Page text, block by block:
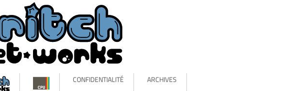
CONFIDENTIALITÉ ARCHIVES